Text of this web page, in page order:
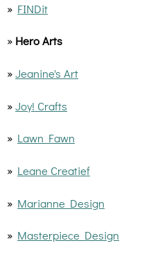
» FINDit
» Hero Arts
»Jeanine's Art
»Joy! Crafts
» Lawn Fawn
» Leane Creatief
» Marianne Design
» Masterpiece Design